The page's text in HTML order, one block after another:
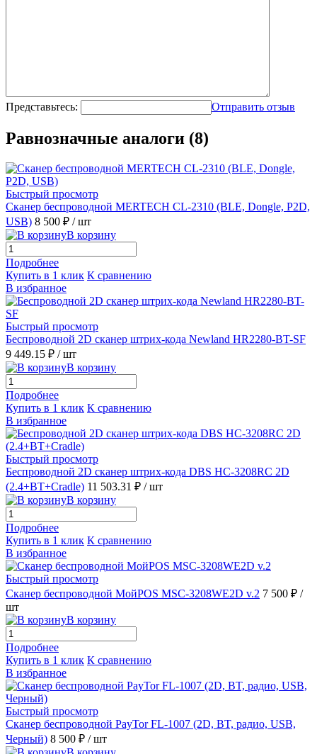
Представьтесь: Отправить отзыв
Равнозначные аналоги (8)
Быстрый просмотр
Сканер беспроводной MERTECH CL-2310 (BLE, Dongle, P2D,
USB) 8 500 ₽ / шт
В корзину
Подробнее
Купить в 1 клик К сравнению
В избранное
Быстрый просмотр
Беспроводной 2D сканер штрих-кода Newland HR2280-BT-SF
9 449.15 ₽ / шт
В корзину
Подробнее
Купить в 1 клик К сравнению
В избранное
Быстрый просмотр
Беспроводной 2D сканер штрих-кода DBS HC-3208RC 2D
(2.4+BT+Cradle) 11 503.31 ₽ / шт
В корзину
Подробнее
Купить в 1 клик К сравнению
В избранное
Быстрый просмотр
Сканер беспроводной МойPOS MSC-3208WE2D v.2 7 500 ₽ /
шт
В корзину
Подробнее
Купить в 1 клик К сравнению
В избранное
Быстрый просмотр
Сканер беспроводной PayTor FL-1007 (2D, BT, радио, USB,
Черный) 8 500 ₽ / шт